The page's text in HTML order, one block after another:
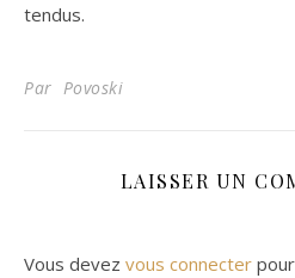
tendus.
Par Povoski
LAISSER UN
Vous devez vous connecter